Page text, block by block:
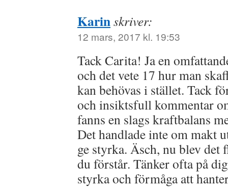
Karinskriver:
12 mars, 2017 kl. 19:53
Tack Carita! Ja en
och det vete 17 hur man
kan behövas i stället. Tack
och insiktsfull kommentar
fanns en slags kraftbalans
Det handlade inte om makt
ge styrka. Äsch, nu blev
du förstår. Tänker ofta på
styrka och förmåga att